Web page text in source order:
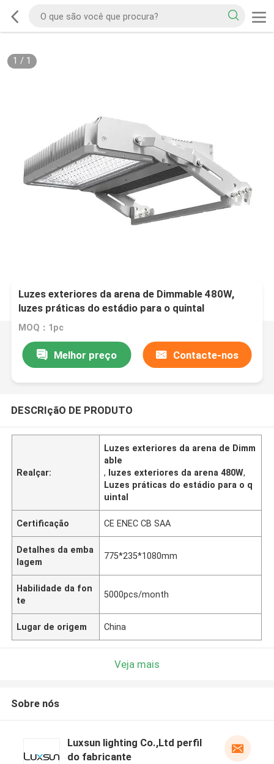
1 / 1
Luzes exteriores da arena de Dimmable 480W,
luzes práticas do estádio para o quintal
MOQ：1pc
Melhor preço Contacte-nos
DESCRIçãO DE PRODUTO
Realçar:
Luzes exteriores da arena de Dimm
able
, luzes exteriores da arena 480W,
Luzes práticas do estádio para o q
uintal
Certificação CE ENEC CB SAA
Detalhes da emba
lagem
775*235*1080mm
Habilidade da fon
te
5000pcs/month
Lugar de origem China
Veja mais
Sobre nós
Luxsun lighting Co.,Ltd perfil
do fabricante